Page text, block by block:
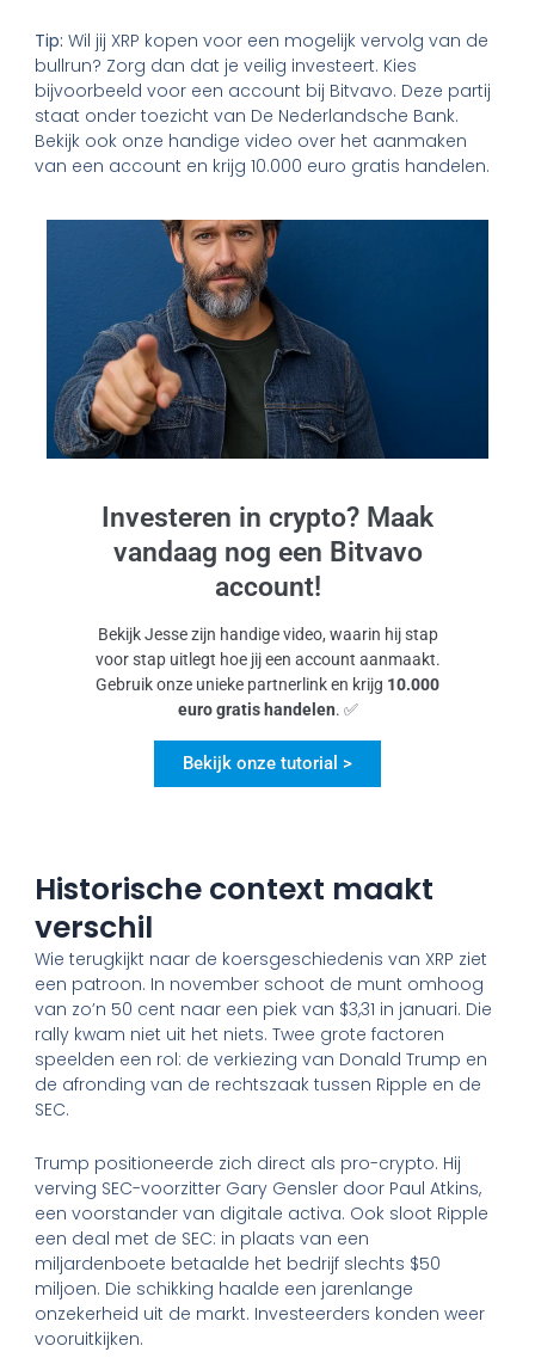
Tip: Wil jij XRP kopen voor een mogelijk vervolg van de
bullrun? Zorg dan dat je veilig investeert. Kies
bijvoorbeeld voor een account bij Bitvavo. Deze partij
staat onder toezicht van De Nederlandsche Bank.
Bekijk ook onze handige video over het aanmaken
van een account en krijg 10.000 euro gratis handelen.
Investeren in crypto? Maak
vandaag nog een Bitvavo
account!
Bekijk Jesse zijn handige video, waarin hij stap
voor stap uitlegt hoe jij een account aanmaakt.
Gebruik onze unieke partnerlink en krijg 10.000
euro gratis handelen. ✅
Bekijk onze tutorial >
Historische context maakt
verschil
Wie terugkijkt naar de koersgeschiedenis van XRP ziet
een patroon. In november schoot de munt omhoog
van zo’n 50 cent naar een piek van $3,31 in januari. Die
rally kwam niet uit het niets. Twee grote factoren
speelden een rol: de verkiezing van Donald Trump en
de afronding van de rechtszaak tussen Ripple en de
SEC.
Trump positioneerde zich direct als pro-crypto. Hij
verving SEC-voorzitter Gary Gensler door Paul Atkins,
een voorstander van digitale activa. Ook sloot Ripple
een deal met de SEC: in plaats van een
miljardenboete betaalde het bedrijf slechts $50
miljoen. Die schikking haalde een jarenlange
onzekerheid uit de markt. Investeerders konden weer
vooruitkijken.